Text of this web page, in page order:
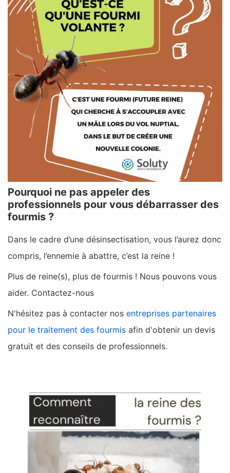
Pourquoi ne pas appeler des
professionnels pour vous débarrasser des
fourmis ?
Dans le cadre d’une désinsectisation, vous l’aurez donc
compris, l’ennemie à abattre, c’est la reine !
Plus de reine(s), plus de fourmis ! Nous pouvons vous
aider. Contactez-nous
N'hésitez pas à contacter nos entreprises partenaires
pour le traitement des fourmis afin d'obtenir un devis
gratuit et des conseils de professionnels.